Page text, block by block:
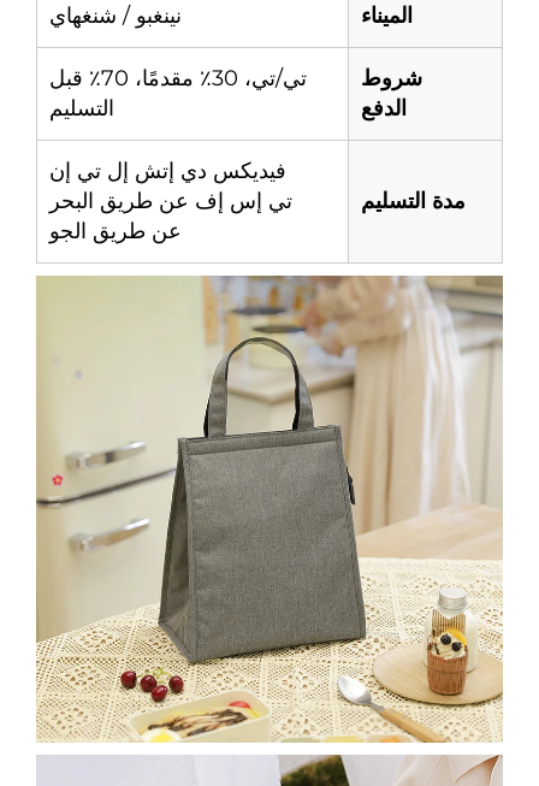
الميناء نينغبو / شنغهاي
شروط
الدفع
تي/تي، 30٪ مقدمًا، 70٪ قبل
التسليم
مدة التسليم
فيديكس دي إتش إل تي إن
تي إس إف عن طريق البحر
عن طريق الجو